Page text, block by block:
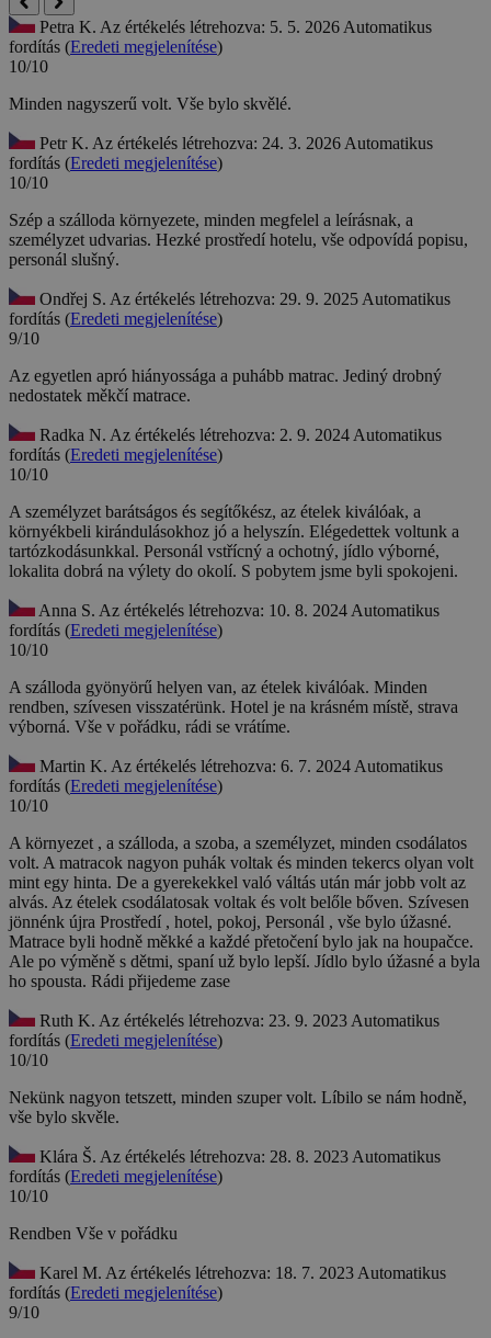
Petra K. Az értékelés létrehozva: 5. 5. 2026 Automatikus
fordítás (Eredeti megjelenítése)
10/10
Minden nagyszerű volt. Vše bylo skvělé.
Petr K. Az értékelés létrehozva: 24. 3. 2026 Automatikus
fordítás (Eredeti megjelenítése)
10/10
Szép a szálloda környezete, minden megfelel a leírásnak, a
személyzet udvarias. Hezké prostředí hotelu, vše odpovídá popisu,
personál slušný.
Ondřej S. Az értékelés létrehozva: 29. 9. 2025 Automatikus
fordítás (Eredeti megjelenítése)
9/10
Az egyetlen apró hiányossága a puhább matrac. Jediný drobný
nedostatek měkčí matrace.
Radka N. Az értékelés létrehozva: 2. 9. 2024 Automatikus
fordítás (Eredeti megjelenítése)
10/10
A személyzet barátságos és segítőkész, az ételek kiválóak, a
környékbeli kirándulásokhoz jó a helyszín. Elégedettek voltunk a
tartózkodásunkkal. Personál vstřícný a ochotný, jídlo výborné,
lokalita dobrá na výlety do okolí. S pobytem jsme byli spokojeni.
Anna S. Az értékelés létrehozva: 10. 8. 2024 Automatikus
fordítás (Eredeti megjelenítése)
10/10
A szálloda gyönyörű helyen van, az ételek kiválóak. Minden
rendben, szívesen visszatérünk. Hotel je na krásném místě, strava
výborná. Vše v pořádku, rádi se vrátíme.
Martin K. Az értékelés létrehozva: 6. 7. 2024 Automatikus
fordítás (Eredeti megjelenítése)
10/10
A környezet , a szálloda, a szoba, a személyzet, minden csodálatos
volt. A matracok nagyon puhák voltak és minden tekercs olyan volt
mint egy hinta. De a gyerekekkel való váltás után már jobb volt az
alvás. Az ételek csodálatosak voltak és volt belőle bőven. Szívesen
jönnénk újra Prostředí , hotel, pokoj, Personál , vše bylo úžasné.
Matrace byli hodně měkké a každé přetočení bylo jak na houpačce.
Ale po výměně s dětmi, spaní už bylo lepší. Jídlo bylo úžasné a byla
ho spousta. Rádi přijedeme zase
Ruth K. Az értékelés létrehozva: 23. 9. 2023 Automatikus
fordítás (Eredeti megjelenítése)
10/10
Nekünk nagyon tetszett, minden szuper volt. Líbilo se nám hodně,
vše bylo skvěle.
Klára Š. Az értékelés létrehozva: 28. 8. 2023 Automatikus
fordítás (Eredeti megjelenítése)
10/10
Rendben Vše v pořádku
Karel M. Az értékelés létrehozva: 18. 7. 2023 Automatikus
fordítás (Eredeti megjelenítése)
9/10